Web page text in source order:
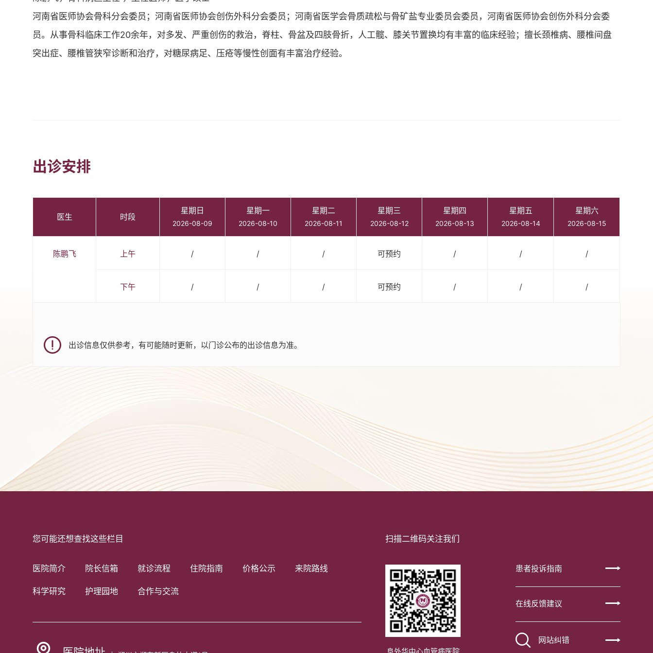
河南省医师协会骨科分会委员；河南省医师协会创伤外科分会委员；河南省医学会骨质疏松与骨矿盐专业委员会委员，河南省医师协会创伤外科分会委
员。从事骨科临床工作20余年，对多发、严重创伤的救治，脊柱、骨盆及四肢骨折，人工髋、膝关节置换均有丰富的临床经验；擅长颈椎病、腰椎间盘
突出症、腰椎管狭窄诊断和治疗，对糖尿病足、压疮等慢性创面有丰富治疗经验。
出诊安排
医生 时段
星期日
2026-08-09
星期一
2026-08-10
星期二
2026-08-11
星期三
2026-08-12
星期四
2026-08-13
星期五
2026-08-14
星期六
2026-08-15
陈鹏飞 上午 / / / 可预约 / / /
下午 / / / 可预约 / / /
出诊信息仅供参考，有可能随时更新，以门诊公布的出诊信息为准。
您可能还想查找这些栏目
医院简介 院长信箱 就诊流程 住院指南 价格公示 来院路线
科学研究 护理园地 合作与交流
扫描二维码关注我们
阜外华中心血管病医院
患者投诉指南
在线反馈建议
网站纠错